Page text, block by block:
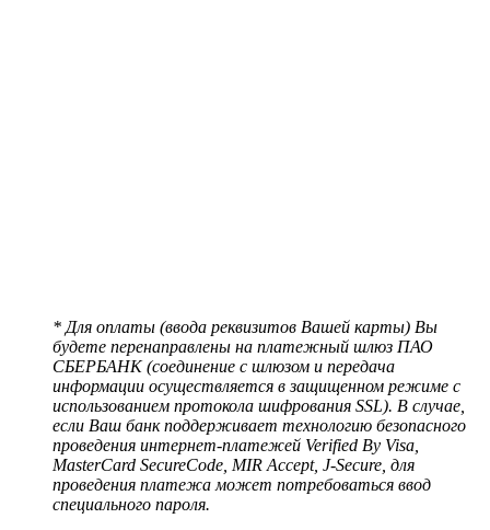
* Для оплаты (ввода реквизитов Вашей карты) Вы
будете перенаправлены на платежный шлюз ПАО
СБЕРБАНК (соединение с шлюзом и передача
информации осуществляется в защищенном режиме с
использованием протокола шифрования SSL). В случае,
если Ваш банк поддерживает технологию безопасного
проведения интернет-платежей Verified By Visa,
MasterCard SecureCode, MIR Accept, J-Secure, для
проведения платежа может потребоваться ввод
специального пароля.